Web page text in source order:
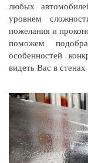
любых
уровнем
пожелания и
поможем
особенностей
видеть Вас в